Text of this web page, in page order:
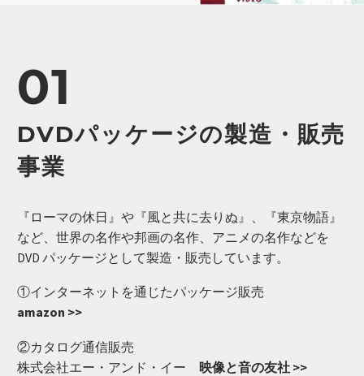
01
DVDパッケージの製造・販売
事業
『ローマの休日』や『風と共に去りぬ』、『東京物語』
など、世界の名作や邦画の名作、アニメの名作などを
DVD パッケージとして製造・販売しています。
①インターネットを通じたパッケージ販売
amazon >>
②カタログ通信販売
株式会社エー・アンド・イー 映像と音の友社 >>